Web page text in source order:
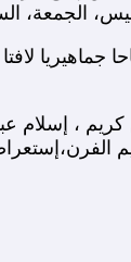
الجمعة،
، إسلام